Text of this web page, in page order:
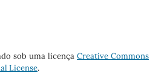
sob uma licençaCreative Commons
License.